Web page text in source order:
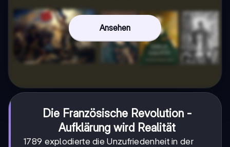
Ansehen
Die Französische Revolution -
Aufklärung wird Realität
1789 explodierte die Unzufriedenheit in der